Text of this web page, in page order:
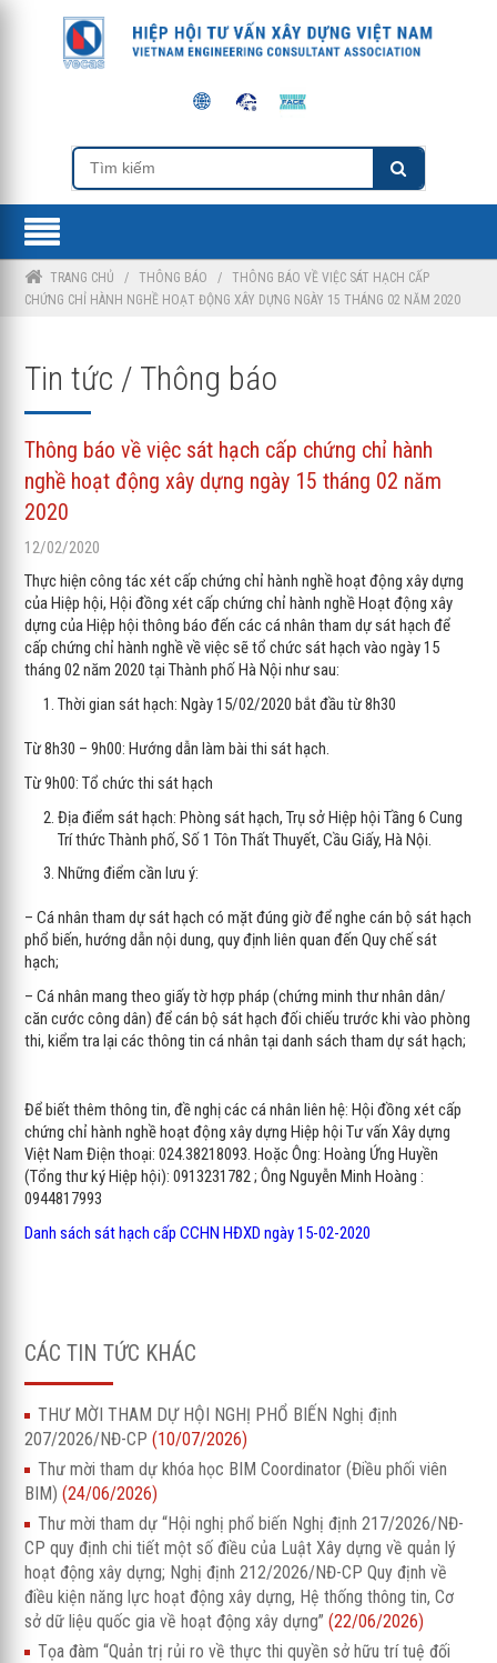
TRANG CHỦ /THÔNG BÁO /THÔNG BÁO VỀ VIỆC SÁT HẠCH CẤP
CHỨNG CHỈ HÀNH NGHỀ HOẠT ĐỘNG XÂY DỰNG NGÀY 15 THÁNG 02 NĂM 2020
Tin tức / Thông báo
Thông báo về việc sát hạch cấp chứng chỉ hành
nghề hoạt động xây dựng ngày 15 tháng 02 năm
2020
12/02/2020
Thực hiện công tác xét cấp chứng chỉ hành nghề hoạt động xây dựng
của Hiệp hội, Hội đồng xét cấp chứng chỉ hành nghề Hoạt động xây
dựng của Hiệp hội thông báo đến các cá nhân tham dự sát hạch để
cấp chứng chỉ hành nghề về việc sẽ tổ chức sát hạch vào ngày 15
tháng 02 năm 2020 tại Thành phố Hà Nội như sau:
Thời gian sát hạch: Ngày 15/02/2020 bắt đầu từ 8h30
Từ 8h30 – 9h00: Hướng dẫn làm bài thi sát hạch.
Từ 9h00: Tổ chức thi sát hạch
Địa điểm sát hạch: Phòng sát hạch, Trụ sở Hiệp hội Tầng 6 Cung
Trí thức Thành phố, Số 1 Tôn Thất Thuyết, Cầu Giấy, Hà Nội.
Những điểm cần lưu ý:
– Cá nhân tham dự sát hạch có mặt đúng giờ để nghe cán bộ sát hạch
phổ biến, hướng dẫn nội dung, quy định liên quan đến Quy chế sát
hạch;
– Cá nhân mang theo giấy tờ hợp pháp (chứng minh thư nhân dân/
căn cước công dân) để cán bộ sát hạch đối chiếu trước khi vào phòng
thi, kiểm tra lại các thông tin cá nhân tại danh sách tham dự sát hạch;
Để biết thêm thông tin, đề nghị các cá nhân liên hệ: Hội đồng xét cấp
chứng chỉ hành nghề hoạt động xây dựng Hiệp hội Tư vấn Xây dựng
Việt Nam Điện thoại: 024.38218093. Hoặc Ông: Hoàng Ứng Huyền
(Tổng thư ký Hiệp hội): 0913231782 ; Ông Nguyễn Minh Hoàng :
0944817993
Danh sách sát hạch cấp CCHN HĐXD ngày 15-02-2020
CÁC TIN TỨC KHÁC
THƯ MỜI THAM DỰ HỘI NGHỊ PHỔ BIẾN Nghị định
207/2026/NĐ-CP(10/07/2026)
Thư mời tham dự khóa học BIM Coordinator (Điều phối viên
BIM)(24/06/2026)
Thư mời tham dự “Hội nghị phổ biến Nghị định 217/2026/NĐ-
CP quy định chi tiết một số điều của Luật Xây dựng về quản lý
hoạt động xây dựng; Nghị định 212/2026/NĐ-CP Quy định về
điều kiện năng lực hoạt động xây dựng, Hệ thống thông tin, Cơ
sở dữ liệu quốc gia về hoạt động xây dựng”(22/06/2026)
Tọa đàm “Quản trị rủi ro về thực thi quyền sở hữu trí tuệ đối